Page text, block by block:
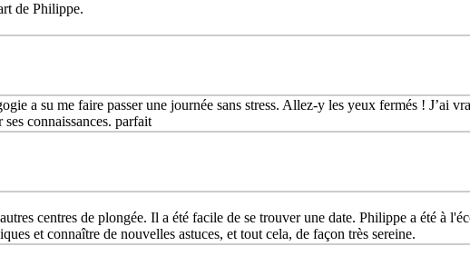
de Philippe.
a su me faire passer une journée sans stress. Allez-y les yeux fermés ! J’ai
connaissances. parfait
centres de plongée. Il a été facile de se trouver une date. Philippe a été à
et connaître de nouvelles astuces, et tout cela, de façon très sereine.